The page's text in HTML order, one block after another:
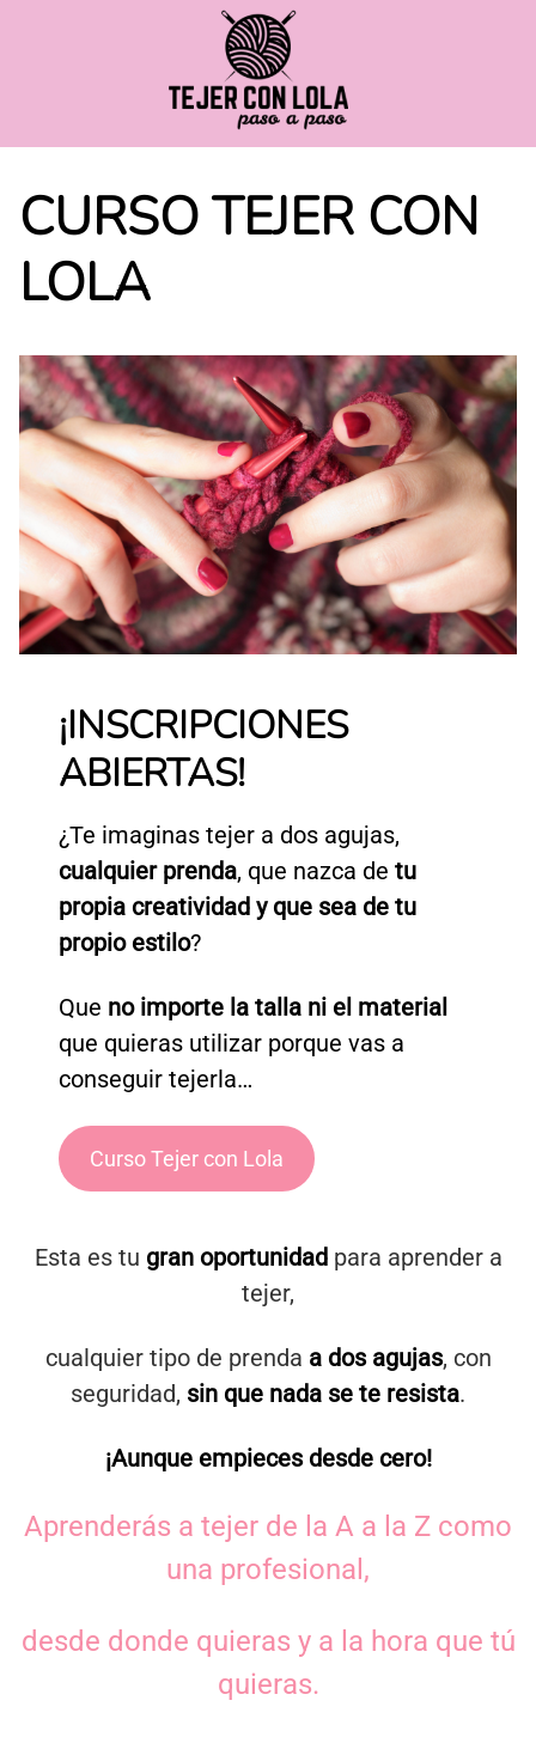
CURSO TEJER CON
LOLA
¡INSCRIPCIONES
ABIERTAS!
¿Te imaginas tejer a dos agujas,
cualquier prenda, que nazca de tu
propia creatividad y que sea de tu
propio estilo?
Que no importe la talla ni el material
que quieras utilizar porque vas a
conseguir tejerla…
Curso Tejer con Lola
Esta es tu gran oportunidadpara aprender a
tejer,
cualquier tipo de prenda a dos agujas, con
seguridad, sin que nada se te resista.
¡Aunque empieces desde cero!
Aprenderás a tejer de la A a la Z como
una profesional,
desde donde quieras y a la hora que tú
quieras.